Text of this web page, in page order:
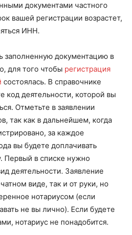
документами частного
вашей регистрации возрастет,
ИНН.
заполненную документацию в
для того чтобы регистрация
состоялась. В справочнике
деятельности, которой вы
Отметьте в заявлении
так как в дальнейшем, когда
за каждое
вы будете доплачивать
Первый в списке нужно
деятельности. Заявление
виде, так и от руки, но
нотариусом (если
не вы лично). Если будете
нотариус не понадобится.